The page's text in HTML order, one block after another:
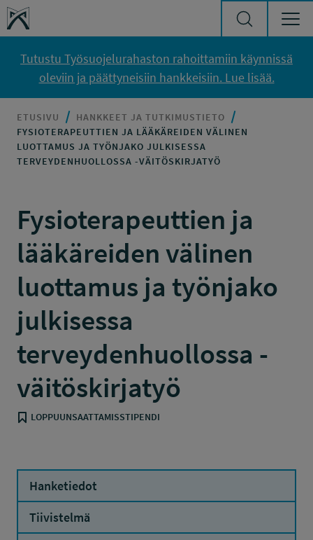
Siirry sisältöön
Työsuojelurahasto
Tutustu Työsuojelurahaston rahoittamiin käynnissä
oleviin ja päättyneisiin hankkeisiin. Lue lisää.
ETUSIVU
HANKKEET JA TUTKIMUSTIETO
FYSIOTERAPEUTTIEN JA LÄÄKÄREIDEN VÄLINEN
LUOTTAMUS JA TYÖNJAKO JULKISESSA
TERVEYDENHUOLLOSSA -VÄITÖSKIRJATYÖ
Fysioterapeuttien ja
lääkäreiden välinen
luottamus ja työnjako
julkisessa
terveydenhuollossa -
väitöskirjatyö
LOPPUUNSAATTAMISSTIPENDI
Hanketiedot
Tiivistelmä